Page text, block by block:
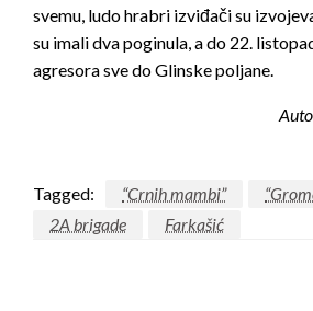
svemu, ludo hrabri izviđači su
su imali dva poginula, a do 22.
agresora sve do Glinske poljane.
Tagged: “Crnih mambi”
2A brigade
Farkašić